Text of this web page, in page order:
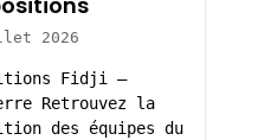
2026
Fidji –
Retrouvez la
des équipes du